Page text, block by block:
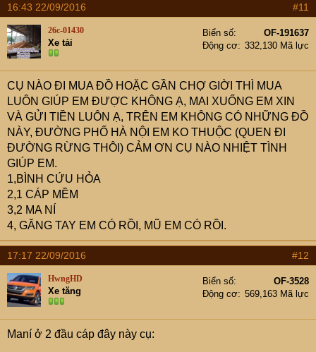
16:43 22/09/2016 #11
26c-01430
Xe tải
Biển số
OF-191637
Động cơ
332,130 Mã lực
CỤ NÀO ĐI MUA ĐỒ HOẶC GẦN CHỢ GIỜI THÌ MUA
LUÔN GIÚP EM ĐƯỢC KHÔNG Ạ, MAI XUỐNG EM XIN
VÀ GỬI TIỀN LUÔN Ạ, TRÊN EM KHÔNG CÓ NHỮNG ĐỒ
NÀY, ĐƯỜNG PHỐ HÀ NỘI EM KO THUỘC (QUEN ĐI
ĐƯỜNG RỪNG THÔI) CẢM ƠN CỤ NÀO NHIỆT TÌNH
GIÚP EM.
1,BÌNH CỨU HỎA
2,1 CÁP MỀM
3,2 MA NÍ
4, GĂNG TAY EM CÓ RỒI, MŨ EM CÓ RỒI.
17:17 22/09/2016 #12
HwngHD
Xe tăng
Biển số
OF-3528
Động cơ
569,163 Mã lực
Maní ở 2 đầu cáp đây này cụ: